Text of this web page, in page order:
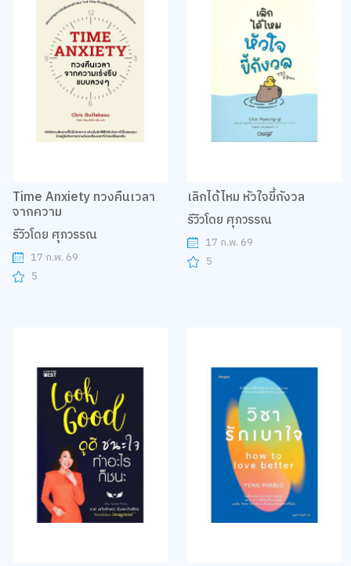
Time Anxiety ทวงคืนเวลา
จากความ
รีวิวโดย ศุภวรรณ
17 ก.พ. 69
5
เลิกได้ไหม หัวใจขี้กังวล
รีวิวโดย ศุภวรรณ
17 ก.พ. 69
5